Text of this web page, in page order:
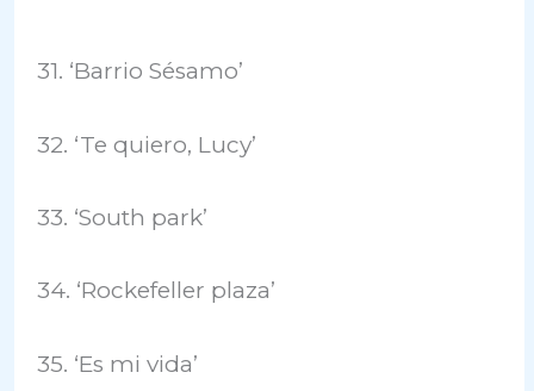
31. ‘Barrio Sésamo’
32. ‘Te quiero, Lucy’
33. ‘South park’
34. ‘Rockefeller plaza’
35. ‘Es mi vida’